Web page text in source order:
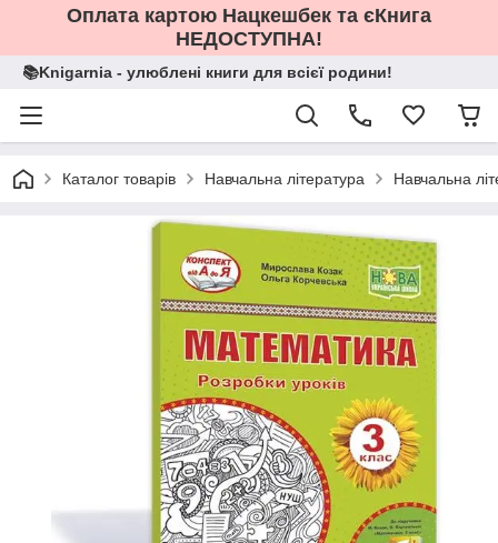
Оплата картою Нацкешбек та єКнига
НЕДОСТУПНА!
📚Knigarnia - улюблені книги для всієї родини!
Каталог товарів Навчальна література Навчальна